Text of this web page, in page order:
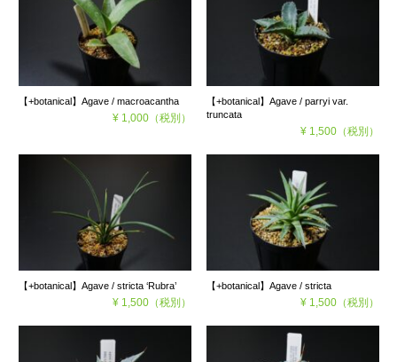
【+botanical】Agave / macroacantha
¥ 1,000（税別）
【+botanical】Agave / parryi var.
truncata
¥ 1,500（税別）
【+botanical】Agave / stricta ‘Rubra’
¥ 1,500（税別）
【+botanical】Agave / stricta
¥ 1,500（税別）